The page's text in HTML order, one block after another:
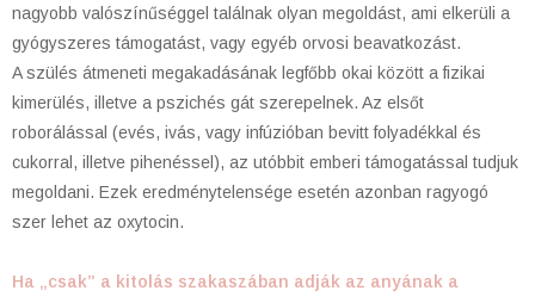
nagyobb valószínűséggel találnak olyan megoldást, ami elkerüli a
gyógyszeres támogatást, vagy egyéb orvosi beavatkozást.
A szülés átmeneti megakadásának legfőbb okai között a fizikai
kimerülés, illetve a pszichés gát szerepelnek. Az elsőt
roborálással (evés, ivás, vagy infúzióban bevitt folyadékkal és
cukorral, illetve pihenéssel), az utóbbit emberi támogatással tudjuk
megoldani. Ezek eredménytelensége esetén azonban ragyogó
szer lehet az oxytocin.
Ha „csak” a kitolás szakaszában adják az anyának a